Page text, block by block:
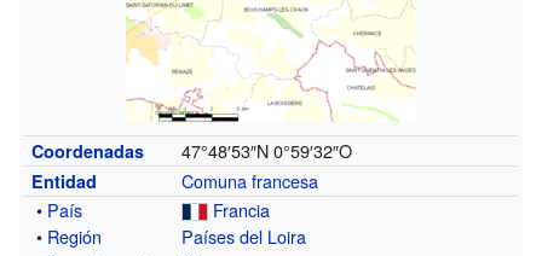
Coordenadas 47°48′53″N 0°59′32″O
Entidad
Comuna francesa
• País
Francia
• Región
Países del Loira